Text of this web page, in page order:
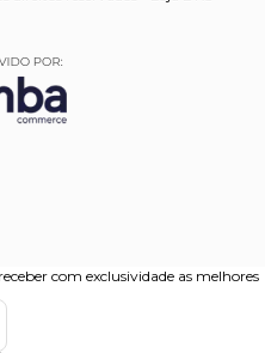
com exclusividade as melhores